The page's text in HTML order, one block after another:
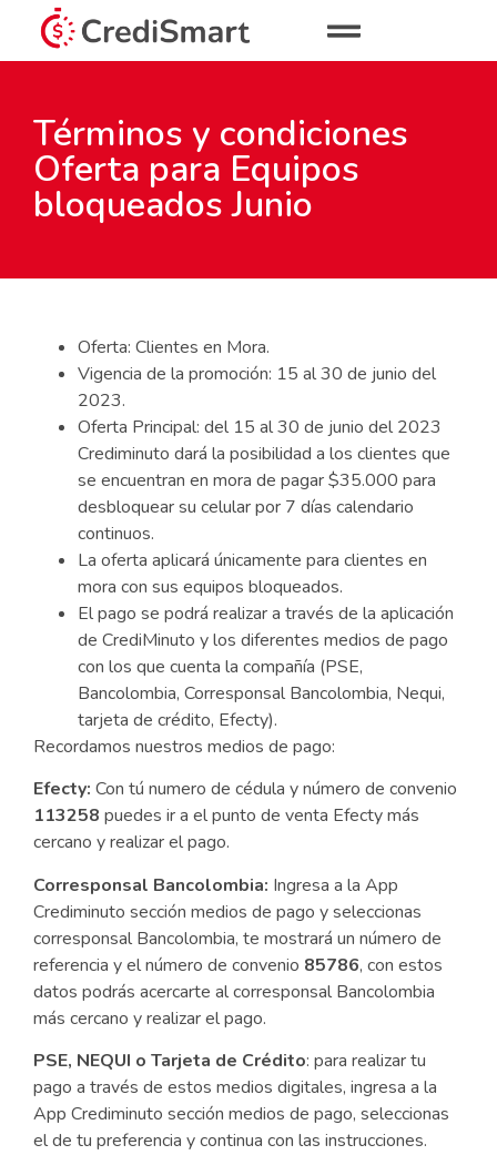
Términos y condiciones
Oferta para Equipos
bloqueados Junio
Oferta: Clientes en Mora.
Vigencia de la promoción: 15 al 30 de junio del
2023.
Oferta Principal: del 15 al 30 de junio del 2023
Crediminuto dará la posibilidad a los clientes que
se encuentran en mora de pagar $35.000 para
desbloquear su celular por 7 días calendario
continuos.
La oferta aplicará únicamente para clientes en
mora con sus equipos bloqueados.
El pago se podrá realizar a través de la aplicación
de CrediMinuto y los diferentes medios de pago
con los que cuenta la compañía (PSE,
Bancolombia, Corresponsal Bancolombia, Nequi,
tarjeta de crédito, Efecty).
Recordamos nuestros medios de pago:
Efecty: Con tú numero de cédula y número de convenio
113258 puedes ir a el punto de venta Efecty más
cercano y realizar el pago.
Corresponsal Bancolombia: Ingresa a la App
Crediminuto sección medios de pago y seleccionas
corresponsal Bancolombia, te mostrará un número de
referencia y el número de convenio 85786, con estos
datos podrás acercarte al corresponsal Bancolombia
más cercano y realizar el pago.
PSE, NEQUI o Tarjeta de Crédito: para realizar tu
pago a través de estos medios digitales, ingresa a la
App Crediminuto sección medios de pago, seleccionas
el de tu preferencia y continua con las instrucciones.